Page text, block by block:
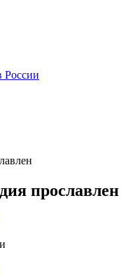
России
прославлен